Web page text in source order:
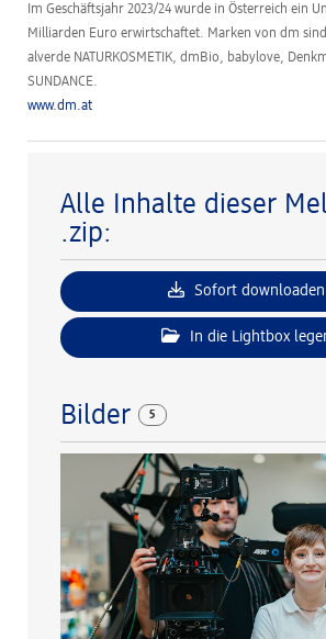
Im Geschäftsjahr 2023/24 wurde in Österreich ein
Milliarden Euro erwirtschaftet. Marken von dm
alverde NATURKOSMETIK, dmBio, babylove,
SUNDANCE.
www.dm.at
Alle Inhalte dieser
.zip:
Sofort downloaden
In die Lightbox
Bilder 5